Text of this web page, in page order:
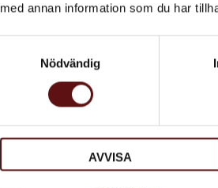
med annan information som du har
Nödvändig
AVVISA
Hjortronte 100g,
AlterHedens
AlterHedens i Piteå.